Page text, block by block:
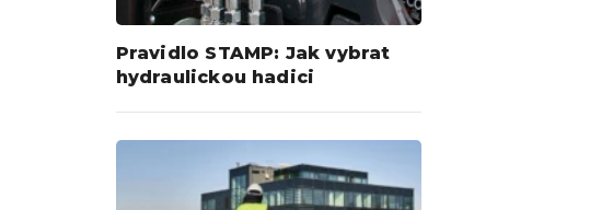
Pravidlo STAMP: Jak vybrat
hydraulickou hadici